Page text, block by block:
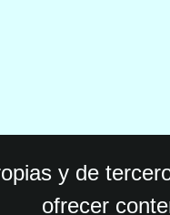
y de
ofrecer